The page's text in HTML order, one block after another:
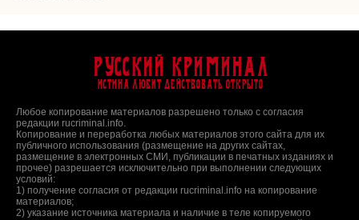
Русский Криминал
Истина любит действовать открыто
Любое копирование материалов разрешено только с согласия
редакции rucriminal.info.
Копирование и переработка любых материалов этого сайта для их
публичного использования (размещение на других сайтах,
размещение в электронных СМИ, публикации в печатных изданиях и
прочее) разрешается исключительно при выполнении следующих
условий:
1) получение согласия от редакции rucriminal.info на копирование
материалов;
2) указание источника материала и наличие в теле копируемого